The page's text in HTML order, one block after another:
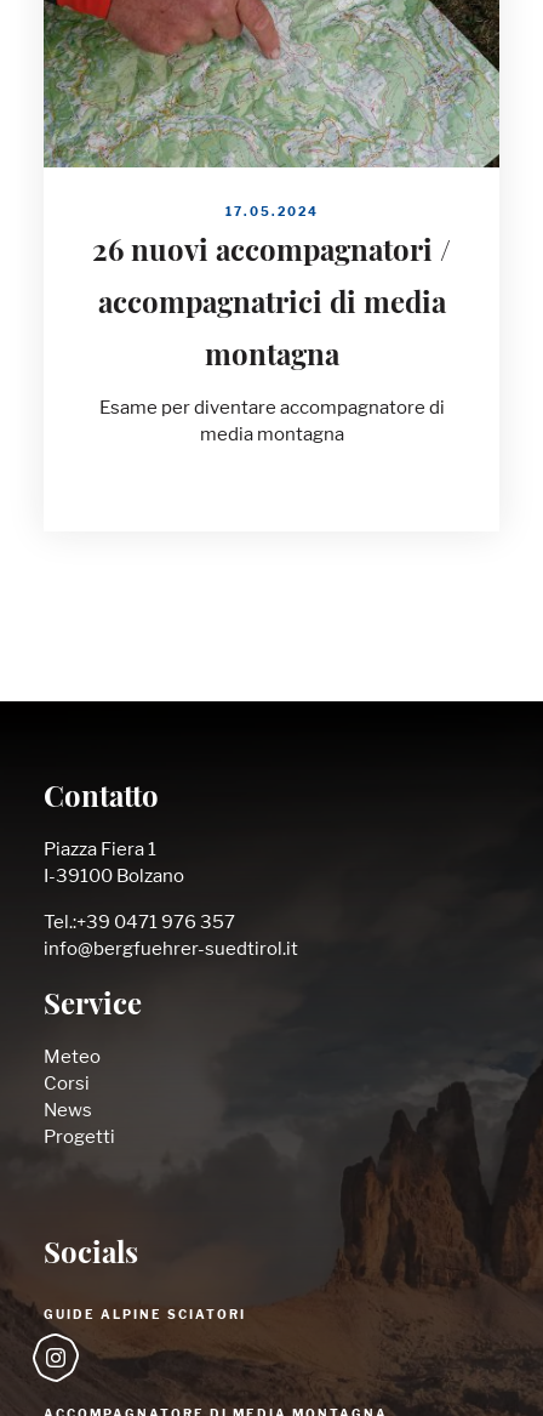
17.05.2024
26 nuovi accompagnatori /
accompagnatrici di media
montagna
Esame per diventare accompagnatore di
media montagna
Contatto
Piazza Fiera 1
I-39100 Bolzano
Tel.:+39 0471 976 357
info@bergfuehrer-suedtirol.it
Service
Meteo
Corsi
News
Progetti
Socials
GUIDE ALPINE SCIATORI